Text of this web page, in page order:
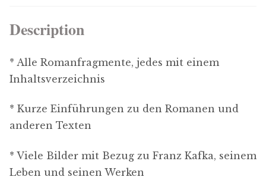
Description
* Alle Romanfragmente, jedes mit einem
Inhaltsverzeichnis
* Kurze Einführungen zu den Romanen und
anderen Texten
* Viele Bilder mit Bezug zu Franz Kafka, seinem
Leben und seinen Werken